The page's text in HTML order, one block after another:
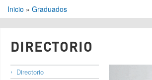
Se encuentra usted
Inicio » Graduados
DIRECTORIO
Directorio